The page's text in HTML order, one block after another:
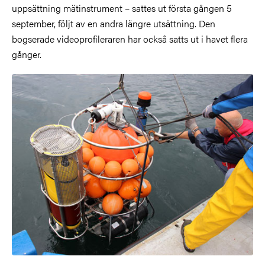
uppsättning mätinstrument – sattes ut första gången 5
september, följt av en andra längre utsättning. Den
bogserade videoprofileraren har också satts ut i havet flera
gånger.